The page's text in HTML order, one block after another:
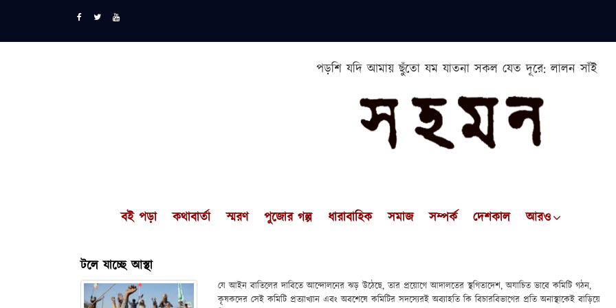
পড়শি যদি আমায় ছুঁতো যম যাতনা সকল যেত দূরে: লালন সাঁই
বই পড়া কথাবার্তা স্মরণ পুজোর গল্প ধারাবাহিক সমাজ সম্পর্ক দেশকাল আরও
টলে যাচ্ছে আস্থা
যে আইন বাতিলের দাবিতে আন্দোলনের ঝড় উঠেছে, তার প্রয়োগে আদালতের স্থগিতাদেশ, অযাচিত ভাবে কমিটি গঠন,
কৃষকদের সেই কমিটি প্রত্যাখ্যান এবং অবশেষে কমিটির সদস্যেরই অব্যাহতি কি বিচারবিভাগের প্রতি অনাস্থাকেই বাড়িয়ে